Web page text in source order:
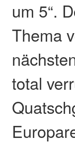
um 5“.
Thema
total